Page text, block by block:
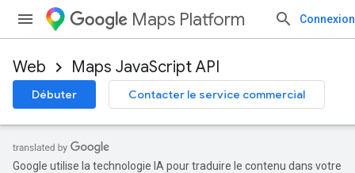
Maps Platform Connexion
Web Maps JavaScript API
Débuter Contacter le service commercial
Google utilise la technologie IA pour traduire le contenu dans votre